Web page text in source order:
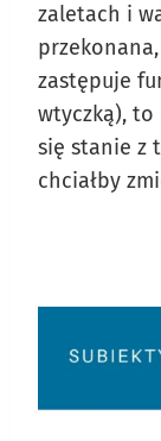
zaletach i
zastępuje
wtyczką),
się stanie z
chciałby